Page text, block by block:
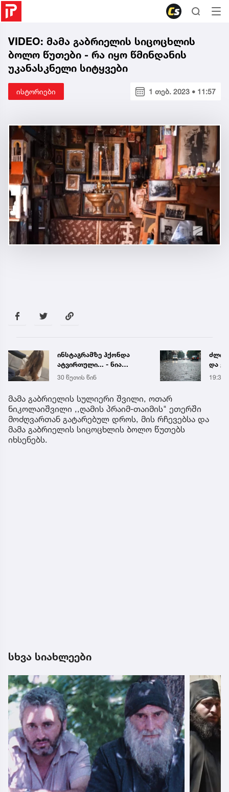
VIDEO: მამა გაბრიელის სიცოცხლის
ბოლო წუთები - რა იყო წმინდანის
უკანასკნელი სიტყვები
ისტორიები 1 თებ. 2023 • 11:57
ინსტაგრამზე ჰქონდა
ატვირთული... - ნია
იმნაძის რომელ ფოტოზე
საუბრობს გიგა
ავალიანის დედა
30 წუთის წინ
და
19:38
მამა გაბრიელის სულიერი შვილი, ოთარ
ნიკოლაიშვილი ,,ღამის პრაიმ-თაიმის" ეთერში
მოძღვართან გატარებულ დროს, მის რჩევებსა და
მამა გაბრიელის სიცოცხლის ბოლო წუთებს
იხსენებს.
სხვა სიახლეები